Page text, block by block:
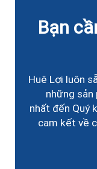
Bạn
Huê Lợi luôn
những sản
nhất đến Quý
cam kết về